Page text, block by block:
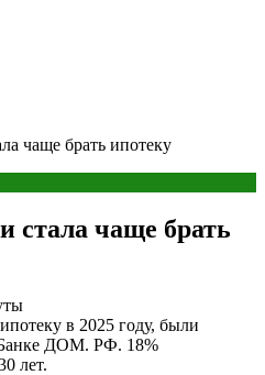
чаще брать ипотеку
стала чаще брать
в 2025 году, были
Банке ДОМ. РФ. 18%
лет.